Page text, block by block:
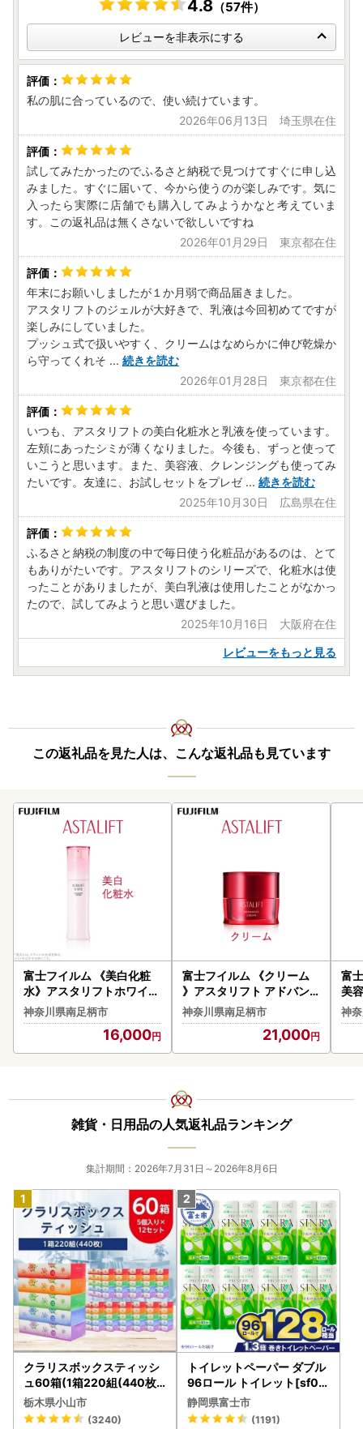
4.8（57件）
レビューを非表示にする
私の肌に合っているので、使い続けています。
2026年06月13日 埼玉県在住
試してみたかったのでふるさと納税で見つけてすぐに申し込
みました。すぐに届いて、今から使うのが楽しみです。気に
入ったら実際に店舗でも購入してみようかなと考えていま
す。この返礼品は無くさないで欲しいですね
2026年01月29日 東京都在住
年末にお願いしましたが１か月弱で商品届きました。
アスタリフトのジェルが大好きで、乳液は今回初めてですが
楽しみにしていました。
プッシュ式で扱いやすく、クリームはなめらかに伸び乾燥か
ら守ってくれそ ... 続きを読む
2026年01月28日 東京都在住
いつも、アスタリフトの美白化粧水と乳液を使っています。
左頬にあったシミが薄くなりました。今後も、ずっと使って
いこうと思います。また、美容液、クレンジングも使ってみ
たいです。友達に、お試しセットをプレゼ ... 続きを読む
2025年10月30日 広島県在住
ふるさと納税の制度の中で毎日使う化粧品があるのは、とて
もありがたいです。アスタリフトのシリーズで、化粧水は使
ったことがありましたが、美白乳液は使用したことがなかっ
たので、試してみようと思い選びました。
2025年10月16日 大阪府在住
レビューをもっと見る
この返礼品を見た人は、こんな返礼品も見ています
富士フイルム 《美白化粧
水》アスタリフトホワイト
アドバンスドローション 1
30ml 【 化粧品 】
神奈川県南足柄市
16,000
富士フイルム 《クリーム
》アスタリフト アドバン
スドクリーム 30g 【 化粧
品 】
神奈川県南足柄市
21,000
富
美
セ
神
雑貨・日用品の人気返礼品ランキング
集計期間：2026年7月31日～2026年8月6日
クラリスボックスティッシ
ュ60箱(1箱220組(440枚))
(5個入り×12セット)【配送
不可地域：離島・沖縄県】
栃木県小山市
(3240)
トイレットペーパー ダブル
96ロール トイレット[sf00
1-012]
静岡県富士市
(1191)